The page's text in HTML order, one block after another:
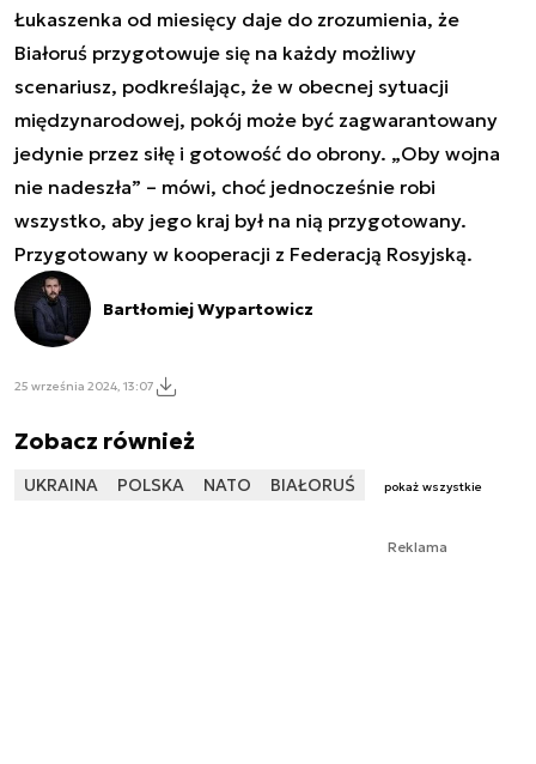
Łukaszenka od miesięcy daje do zrozumienia, że
Białoruś przygotowuje się na każdy możliwy
scenariusz, podkreślając, że w obecnej sytuacji
międzynarodowej, pokój może być zagwarantowany
jedynie przez siłę i gotowość do obrony. „Oby wojna
nie nadeszła” – mówi, choć jednocześnie robi
wszystko, aby jego kraj był na nią przygotowany.
Przygotowany w kooperacji z Federacją Rosyjską.
Bartłomiej Wypartowicz
25 września 2024, 13:07
Zobacz również
UKRAINA POLSKA NATO BIAŁORUŚ pokaż wszystkie
Reklama